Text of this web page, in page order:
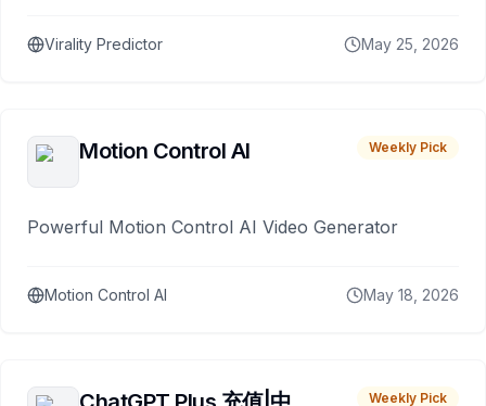
Virality Predictor May 25, 2026
Motion Control AI Weekly Pick
Powerful Motion Control AI Video Generator
Motion Control AI May 18, 2026
Weekly Pick